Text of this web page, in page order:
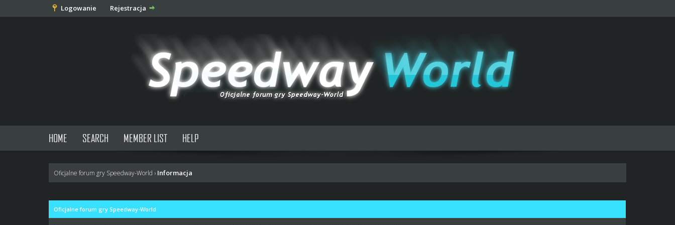
Logowanie Rejestracja
HOME SEARCH MEMBER LIST HELP
Oficjalne forum gry Speedway-World › Informacja
Oficjalne forum gry Speedway-World